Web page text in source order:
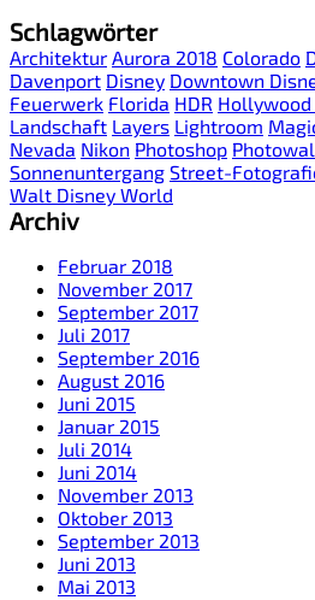
Schlagwörter
Architektur Aurora 2018 Colorado
Davenport Disney Downtown
Feuerwerk Florida HDR Hollywood
Landschaft Layers Lightroom
Nevada Nikon Photoshop
Sonnenuntergang Street-
Walt Disney World
Archiv
Februar 2018
November 2017
September 2017
Juli 2017
September 2016
August 2016
Juni 2015
Januar 2015
Juli 2014
Juni 2014
November 2013
Oktober 2013
September 2013
Juni 2013
Mai 2013